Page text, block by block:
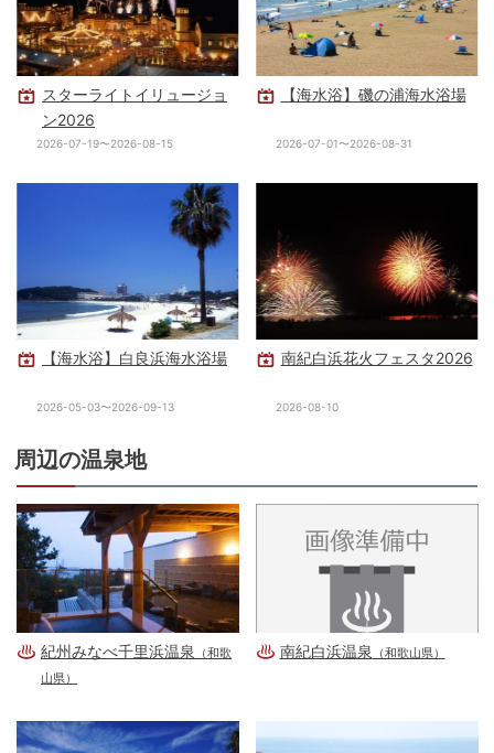
スターライトイリュージョ
ン2026
2026-07-19〜2026-08-15
【海水浴】磯の浦海水浴場
2026-07-01〜2026-08-31
【海水浴】白良浜海水浴場
2026-05-03〜2026-09-13
南紀白浜花火フェスタ2026
2026-08-10
周辺の温泉地
紀州みなべ千里浜温泉
（和歌
山県）
南紀白浜温泉 （和歌山県）